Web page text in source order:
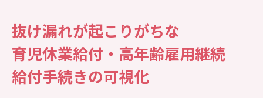
抜け漏れが起こりがちな
育児休業給付・高年齢雇用継続
給付手続きの可視化